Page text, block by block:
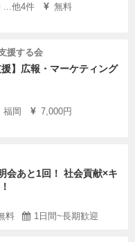
...他4件
無料
援する会
】広報・マーケティング
福岡
7,000円
会あと1回！ 社会貢献×キ
料 1日間~長期歓迎